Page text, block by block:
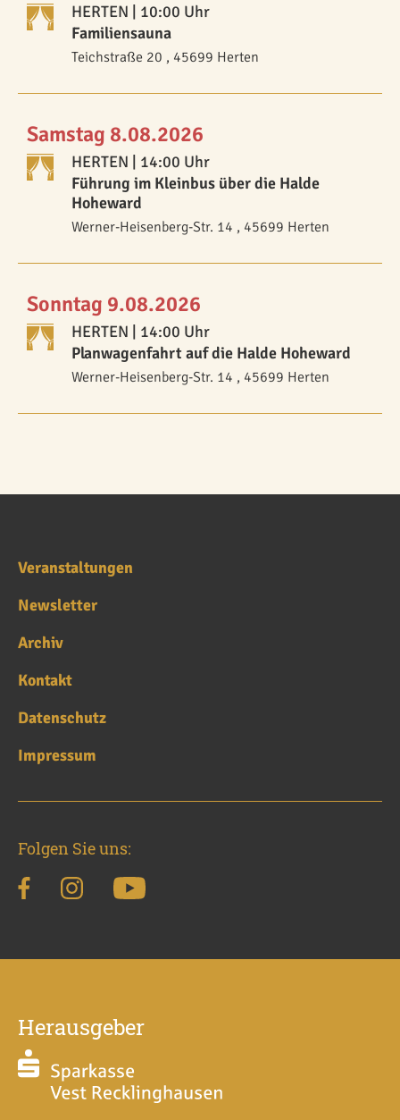
HERTEN | 10:00 Uhr
Familiensauna
Teichstraße 20 , 45699 Herten
Samstag 8.08.2026
HERTEN | 14:00 Uhr
Führung im Kleinbus über die Halde
Hoheward
Werner-Heisenberg-Str. 14 , 45699 Herten
Sonntag 9.08.2026
HERTEN | 14:00 Uhr
Planwagenfahrt auf die Halde Hoheward
Werner-Heisenberg-Str. 14 , 45699 Herten
Veranstaltungen
Newsletter
Archiv
Kontakt
Datenschutz
Impressum
Folgen Sie uns:
Herausgeber